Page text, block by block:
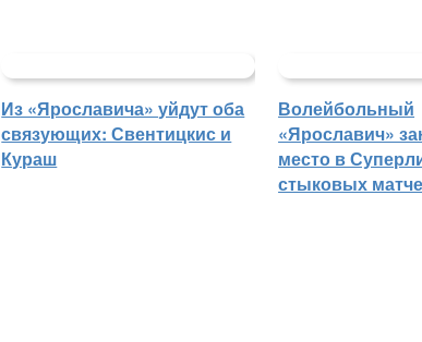
Из «Ярославича» уйдут оба
связующих: Свентицкис и
Кураш
Волейбольный
«Ярославич»
место в
стыковых